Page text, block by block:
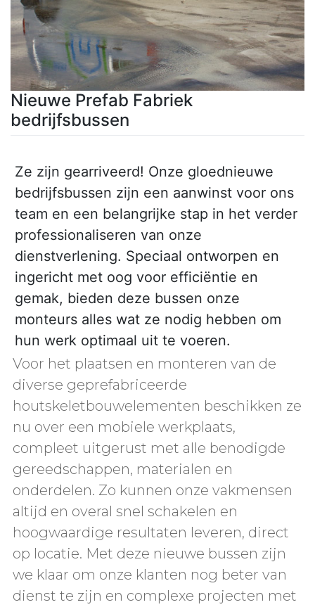
Nieuwe Prefab Fabriek
bedrijfsbussen
Ze zijn gearriveerd! Onze gloednieuwe
bedrijfsbussen zijn een aanwinst voor ons
team en een belangrijke stap in het verder
professionaliseren van onze
dienstverlening. Speciaal ontworpen en
ingericht met oog voor efficiëntie en
gemak, bieden deze bussen onze
monteurs alles wat ze nodig hebben om
hun werk optimaal uit te voeren.
Voor het plaatsen en monteren van de
diverse geprefabriceerde
houtskeletbouwelementen beschikken ze
nu over een mobiele werkplaats,
compleet uitgerust met alle benodigde
gereedschappen, materialen en
onderdelen. Zo kunnen onze vakmensen
altijd en overal snel schakelen en
hoogwaardige resultaten leveren, direct
op locatie. Met deze nieuwe bussen zijn
we klaar om onze klanten nog beter van
dienst te zijn en complexe projecten met